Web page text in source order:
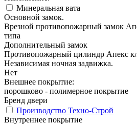
Минеральная вата
Основной замок.
Врезной противопожарный замок
типа
Дополнительный замок
Противопожарный цилиндр Апекс
Независимая ночная задвижка.
Нет
Внешнее покрытие:
порошково - полимерное покрытие
Бренд двери
Производство Техно-Строй
Внутреннее покрытие